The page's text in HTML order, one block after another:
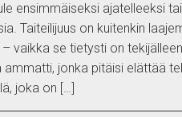
ensimmäiseksi ajatelleeksi
Taiteilijuus on kuitenkin
vaikka se tietysti on
ammatti, jonka pitäisi elättää
joka on […]